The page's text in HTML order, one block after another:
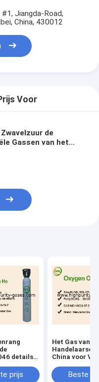
#1, Jiangda-Road,
China, 430012
Voor
de
Gassen van het
details
prijs
Het Gas van de
Handelaarso2
China voor
Beste Prijs
Beste